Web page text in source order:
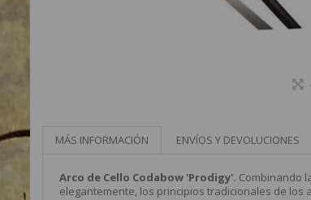
MÁS INFORMACIÓN ENVÍOS Y DEVOLUCIONES
Arco de Cello Codabow 'Prodigy'. Combinando
elegantemente, los principios tradicionales de